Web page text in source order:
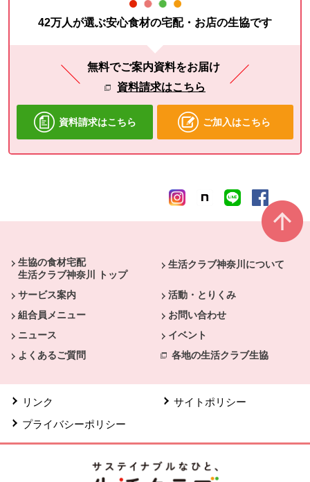
42万人が選ぶ安心食材の宅配・お店の生協です
無料でご案内資料をお届け
資料請求はこちら
資料請求はこちら ご加入はこちら
生協の食材宅配
生活クラブ神奈川 トップ
生活クラブ神奈川について
サービス案内
活動・とりくみ
組合員メニュー
お問い合わせ
ニュース
イベント
よくあるご質問
各地の生活クラブ生協
リンク
サイトポリシー
プライバシーポリシー